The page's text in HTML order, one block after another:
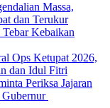
Massa,
dan Terukur
Kebaikan
Ops Ketupat 2026,
dan Idul Fitri
Periksa Jajaran